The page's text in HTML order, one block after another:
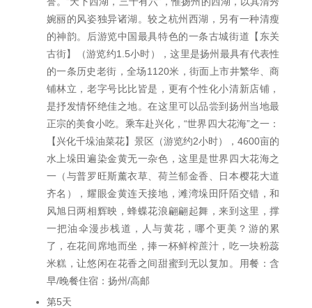
婉丽的风姿独异诸湖。较之杭州西湖，另有一种清瘦
的神韵。后游览中国最具特色的一条古城街道【东关
古街】（游览约1.5小时），这里是扬州最具有代表性
的一条历史老街，全场1120米，街面上市井繁华、商
铺林立，老字号比比皆是，更有个性化小清新店铺，
是抒发情怀绝佳之地。在这里可以品尝到扬州当地最
正宗的美食小吃。乘车赴兴化，“世界四大花海”之一：
【兴化千垛油菜花】景区（游览约2小时），4600亩的
水上垛田遍染金黄无一杂色，这里是世界四大花海之
一（与普罗旺斯薰衣草、荷兰郁金香、日本樱花大道
齐名），耀眼金黄连天接地，滩湾垛田阡陌交错，和
风旭日两相辉映，蜂蝶花浪翩翩起舞，来到这里，撑
一把油伞漫步栈道，人与黄花，哪个更美？游的累
了，在花间席地而坐，捧一杯鲜榨蔗汁，吃一块粉蕊
米糕，让悠闲在花香之间甜蜜到无以复加。用餐：含
早/晚餐住宿：扬州/高邮
第5天